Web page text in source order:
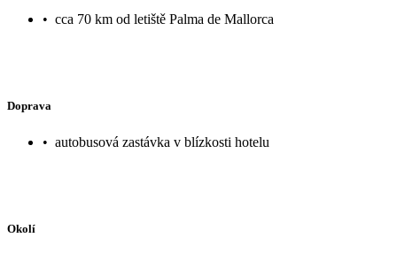
• cca 70 km od letiště Palma de Mallorca
Doprava
• autobusová zastávka v blízkosti hotelu
Okolí